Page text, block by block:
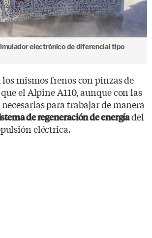
electrónico de diferencial tipo
mismos frenos con pinzas de
el Alpine A110, aunque con las
para trabajar de manera
de regeneración de energíadel
eléctrica.